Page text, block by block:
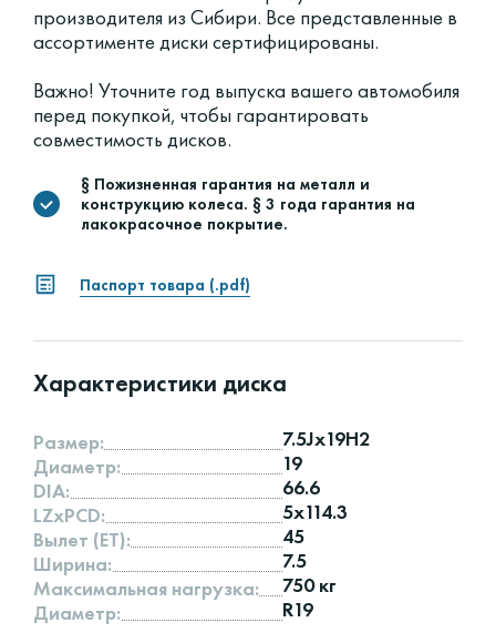
производителя из Сибири. Все представленные в
ассортименте диски сертифицированы.
Важно! Уточните год выпуска вашего автомобиля
перед покупкой, чтобы гарантировать
совместимость дисков.
§ Пожизненная гарантия на металл и
конструкцию колеса. § 3 года гарантия на
лакокрасочное покрытие.
Паспорт товара (.pdf)
Характеристики диска
Размер:
7.5Jx19H2
Диаметр:
19
DIA:
66.6
LZxPCD:
5x114.3
Вылет (ET):
45
Ширина:
7.5
Максимальная нагрузка:
750 кг
Диаметр:
R19